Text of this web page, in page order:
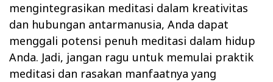
mengintegrasikan meditasi dalam kreativitas
dan hubungan antarmanusia, Anda dapat
menggali potensi penuh meditasi dalam hidup
Anda. Jadi, jangan ragu untuk memulai praktik
meditasi dan rasakan manfaatnya yang